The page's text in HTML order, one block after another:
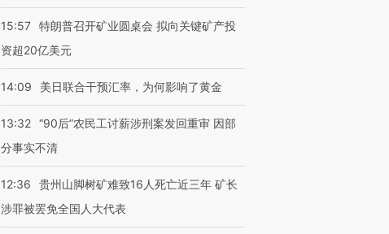
15:57 特朗普召开矿业圆桌会 拟向关键矿产投
资超20亿美元
14:09 美日联合干预汇率，为何影响了黄金
13:32 “90后”农民工讨薪涉刑案发回重审 因部
分事实不清
12:36
贵州山脚树矿难致16人死亡近三年 矿长
涉罪被罢免全国人大代表